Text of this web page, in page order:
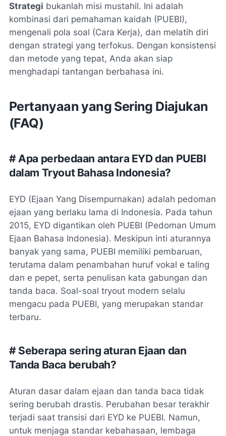
Strategi bukanlah misi mustahil. Ini adalah
kombinasi dari pemahaman kaidah (PUEBI),
mengenali pola soal (Cara Kerja), dan melatih diri
dengan strategi yang terfokus. Dengan konsistensi
dan metode yang tepat, Anda akan siap
menghadapi tantangan berbahasa ini.
Pertanyaan yang Sering Diajukan
(FAQ)
# Apa perbedaan antara EYD dan PUEBI
dalam Tryout Bahasa Indonesia?
EYD (Ejaan Yang Disempurnakan) adalah pedoman
ejaan yang berlaku lama di Indonesia. Pada tahun
2015, EYD digantikan oleh PUEBI (Pedoman Umum
Ejaan Bahasa Indonesia). Meskipun inti aturannya
banyak yang sama, PUEBI memiliki pembaruan,
terutama dalam penambahan huruf vokal e taling
dan e pepet, serta penulisan kata gabungan dan
tanda baca. Soal-soal tryout modern selalu
mengacu pada PUEBI, yang merupakan standar
terbaru.
# Seberapa sering aturan Ejaan dan
Tanda Baca berubah?
Aturan dasar dalam ejaan dan tanda baca tidak
sering berubah drastis. Perubahan besar terakhir
terjadi saat transisi dari EYD ke PUEBI. Namun,
untuk menjaga standar kebahasaan, lembaga